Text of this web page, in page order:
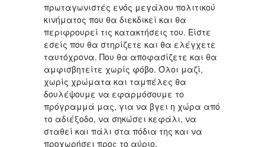
πρωταγωνιστές ενός μεγάλου πολιτικού
κινήματος που θα διεκδικεί και θα
περιφρουρεί τις κατακτήσεις του. Είστε
εσείς που θα στηρίζετε και θα ελέγχετε
ταυτόχρονα. Που θα αποφασίζετε και θα
αμφισβητείτε χωρίς φόβο. Όλοι μαζί,
χωρίς χρώματα και ταμπέλες θα
δουλέψουμε να εφαρμόσουμε το
πρόγραμμά μας, για να βγει η χώρα από
το αδιέξοδο, να σηκώσει κεφάλι, να
σταθεί και πάλι στα πόδια της και να
προχωρήσει προς το αύριο.